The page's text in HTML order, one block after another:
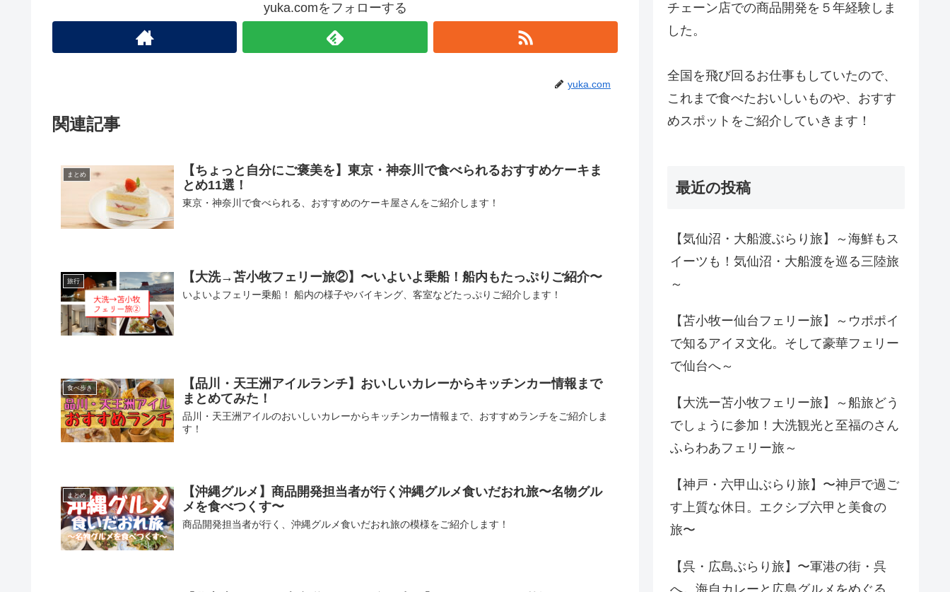
yuka.comをフォローする
yuka.com
関連記事
まとめ
【ちょっと自分にご褒美を】東京・神奈川で食べられるおすすめケーキま
とめ11選！
東京・神奈川で食べられる、おすすめのケーキ屋さんをご紹介します！
旅行 【大洗→苫小牧フェリー旅②】〜いよいよ乗船！船内もたっぷりご紹介〜
いよいよフェリー乗船！ 船内の様子やバイキング、客室などたっぷりご紹介します！
食べ歩き
【品川・天王洲アイルランチ】おいしいカレーからキッチンカー情報まで
まとめてみた！
品川・天王洲アイルのおいしいカレーからキッチンカー情報まで、おすすめランチをご紹介しま
す！
まとめ
【沖縄グルメ】商品開発担当者が行く沖縄グルメ食いだおれ旅〜名物グル
メを食べつくす〜
商品開発担当者が行く、沖縄グルメ食いだおれ旅の模様をご紹介します！
チェーン店での商品開発を５年経験しま
した。
全国を飛び回るお仕事もしていたので、
これまで食べたおいしいものや、おすす
めスポットをご紹介していきます！
最近の投稿
【気仙沼・大船渡ぶらり旅】～海鮮もス
イーツも！気仙沼・大船渡を巡る三陸旅
～
【苫小牧ー仙台フェリー旅】～ウポポイ
で知るアイヌ文化。そして豪華フェリー
で仙台へ～
【大洗ー苫小牧フェリー旅】～船旅どう
でしょうに参加！大洗観光と至福のさん
ふらわあフェリー旅～
【神戸・六甲山ぶらり旅】〜神戸で過ご
す上質な休日。エクシブ六甲と美食の
旅〜
【呉・広島ぶらり旅】〜軍港の街・呉
へ。海自カレーと広島グルメをめぐる